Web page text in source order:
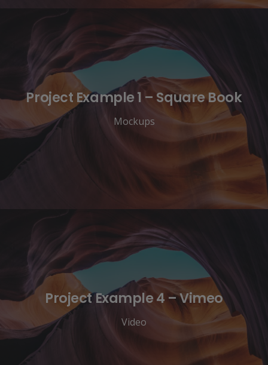
Project Example 1 – Square Book
Mockups
Project Example 4 – Vimeo
Video